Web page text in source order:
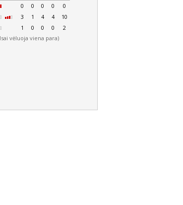
0
0 0 0
0
3
1 4 4
10
1
0 0 0 2
vėluoja viena para)